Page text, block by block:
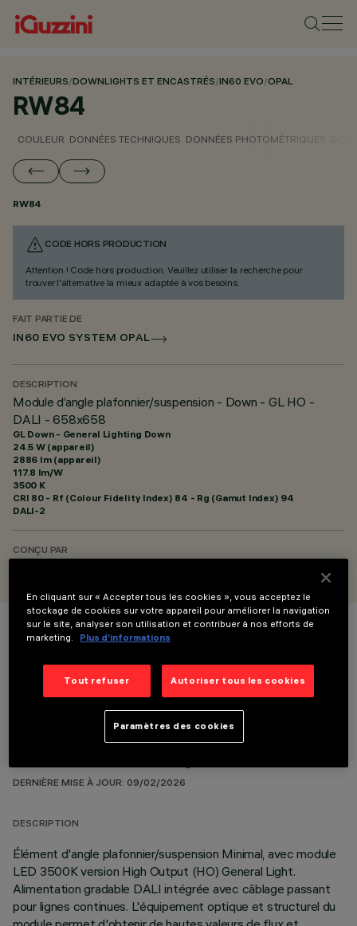
INTÉRIEURS/DOWNLIGHTS ET ENCASTRÉS/IN60 EVO/OPAL
RW84
COULEUR DONNÉES TECHNIQUES DONNÉES PHOTOMÉTRIQUES
RW84
CODE HORS PRODUCTION
Attention ! Code hors production. Veuillez utiliser la recherche pour
trouver l'alternative la mieux adaptée à vos besoins.
FAIT PARTIE DE
IN60 EVO SYSTEM OPAL
DESCRIPTION
Module d’angle plafonnier/suspension - Down - GL HO -
DALI - 658x658
GL Down - General Lighting Down
24.5 W (appareil)
2886 lm (appareil)
117.8 lm/W
3500 K
CRI 80- Rf (Colour Fidelity Index) 84 - Rg (Gamut Index) 94
DALI-2
CONÇU PAR
COULEUR
DERNIÈRE MISE À JOUR: 09/02/2026
DESCRIPTION
Élément d'angle plafonnier/suspension Minimal, avec module
LED 3500K version High Output (HO) General Light.
Alimentation gradable DALI intégrée avec câblage passant
pour lignes continues. L'équipement optique et structurel du
En cliquant sur « Accepter tous les cookies », vous acceptez le
stockage de cookies sur votre appareil pour améliorer la navigation
sur le site, analyser son utilisation et contribuer à nos efforts de
marketing.
Plus d’informations
Tout refuser Autoriser tous les cookies
Paramètres des cookies